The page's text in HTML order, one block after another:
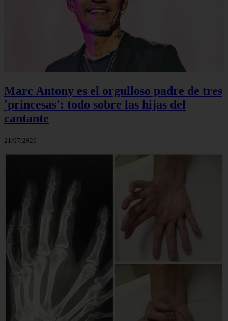
Marc Antony es el orgulloso padre de tres
'princesas': todo sobre las hijas del
cantante
21/07/2026